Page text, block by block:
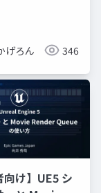
げろん 346
向け】UE5 シ